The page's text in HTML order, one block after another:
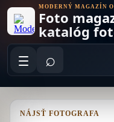
content
MODERNÝ MAGAZÍN
Foto
katalóg
⌕
NÁJSŤ FOTOGRAFA